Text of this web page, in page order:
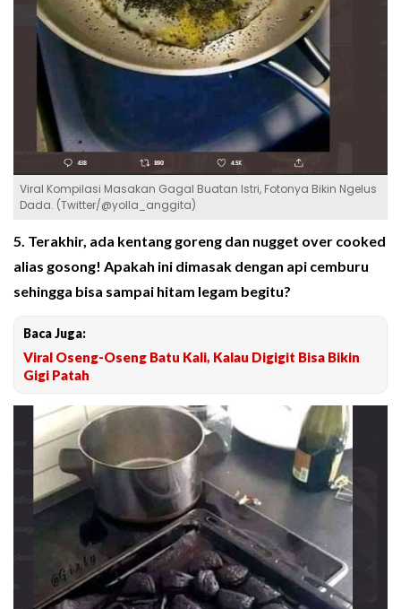
Viral Kompilasi Masakan Gagal Buatan Istri, Fotonya Bikin Ngelus
Dada. (Twitter/@yolla_anggita)
5. Terakhir, ada kentang goreng dan nugget over cooked
alias gosong! Apakah ini dimasak dengan api cemburu
sehingga bisa sampai hitam legam begitu?
Baca Juga:
Viral Oseng-Oseng Batu Kali, Kalau Digigit Bisa Bikin
Gigi Patah